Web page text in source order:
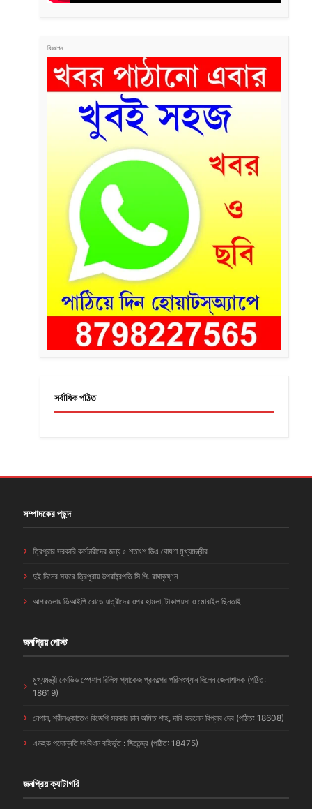
বিজ্ঞাপন
সর্বাধিক পঠিত
সম্পাদকের পছন্দ
ত্রিপুরার সরকারি কর্মচারীদের জন্য ৫ শতাংশ ডিএ ঘোষণা মুখ্যমন্ত্রীর
দুই দিনের সফরে ত্রিপুরায় উপরাষ্ট্রপতি সি.পি. রাধাকৃষ্ণন
আগরতলায় ভিআইপি রোডে যাত্রীদের ওপর হামলা, টাকাপয়সা ও মোবাইল ছিনতাই
জনপ্রিয় পোস্ট
মুখ্যমন্ত্রী কোভিড স্পেশাল রিলিফ প্যাকেজ প্রকল্পের পরিসংখ্যান দিলেন জেলাশাসক (পঠিত:
18619)
নেপাল, শ্রীলঙ্কাতেও বিজেপি সরকার চান অমিত শাহ, দাবি করলেন বিপ্লব দেব (পঠিত: 18608)
এডহক পদোন্নতি সংবিধান বহির্ভূত : জিতেন্দ্র (পঠিত: 18475)
জনপ্রিয় ক্যাটাগরি